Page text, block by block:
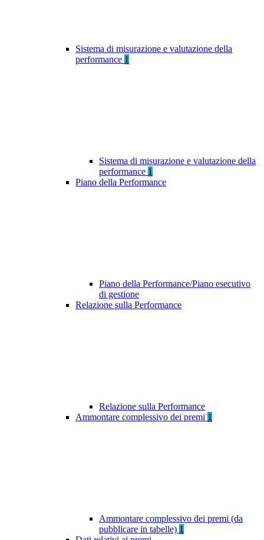
Sistema di misurazione e valutazione della
performance 1
Sistema di misurazione e valutazione della
performance 1
Piano della Performance
Piano della Performance/Piano esecutivo
di gestione
Relazione sulla Performance
Relazione sulla Performance
Ammontare complessivo dei premi 1
Ammontare complessivo dei premi (da
pubblicare in tabelle) 1